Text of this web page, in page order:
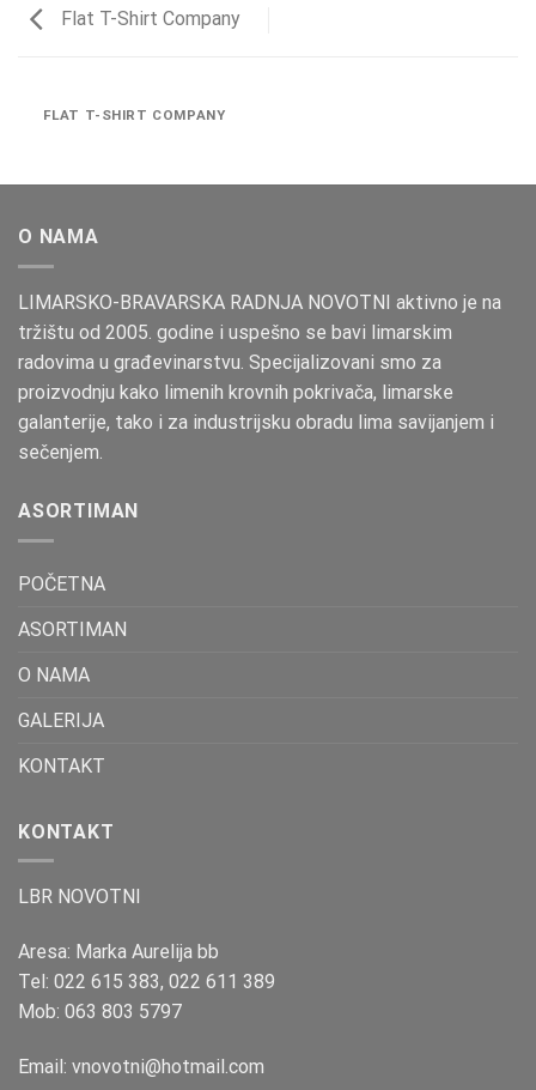
Flat T-Shirt Company
FLAT T-SHIRT COMPANY
O NAMA
LIMARSKO-BRAVARSKA RADNJA NOVOTNI aktivno je na
tržištu od 2005. godine i uspešno se bavi limarskim
radovima u građevinarstvu. Specijalizovani smo za
proizvodnju kako limenih krovnih pokrivača, limarske
galanterije, tako i za industrijsku obradu lima savijanjem i
sečenjem.
ASORTIMAN
POČETNA
ASORTIMAN
O NAMA
GALERIJA
KONTAKT
KONTAKT
LBR NOVOTNI
Aresa: Marka Aurelija bb
Tel: 022 615 383, 022 611 389
Mob: 063 803 5797
Email: vnovotni@hotmail.com